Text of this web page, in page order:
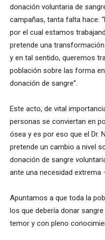
donación voluntaria de
campañas, tanta falta hace:
por el cual estamos
pretende una
y en tal sentido, queremos
población sobre las forma
donación de sangre”.
Este acto, de vital
personas se conviertan en
ósea y es por eso que el Dr.
pretende un cambio a nivel
donación de sangre
ante una necesidad
Apuntamos a que toda la
los que debería donar
temor y con pleno